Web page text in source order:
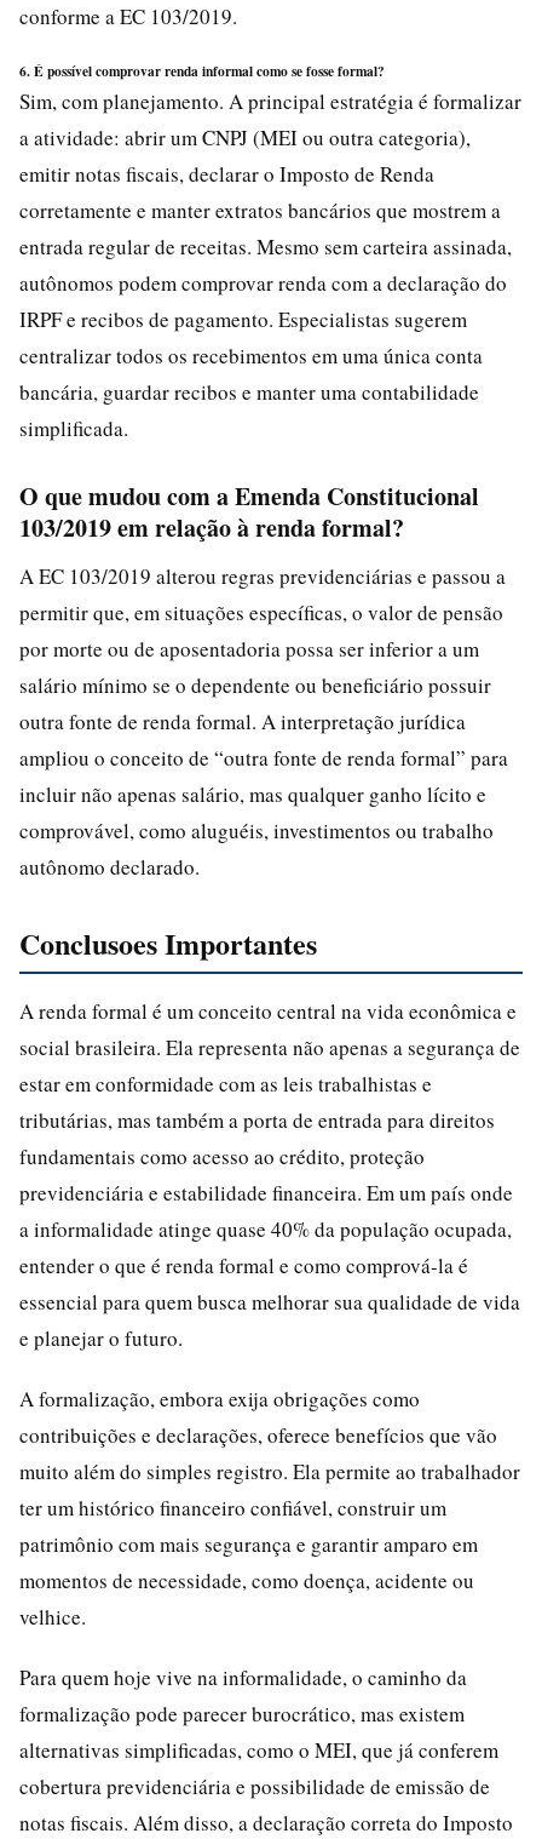
conforme a EC 103/2019.
6. É possível comprovar renda informal como se fosse formal?
Sim, com planejamento. A principal estratégia é formalizar
a atividade: abrir um CNPJ (MEI ou outra categoria),
emitir notas fiscais, declarar o Imposto de Renda
corretamente e manter extratos bancários que mostrem a
entrada regular de receitas. Mesmo sem carteira assinada,
autônomos podem comprovar renda com a declaração do
IRPF e recibos de pagamento. Especialistas sugerem
centralizar todos os recebimentos em uma única conta
bancária, guardar recibos e manter uma contabilidade
simplificada.
O que mudou com a Emenda Constitucional
103/2019 em relação à renda formal?
A EC 103/2019 alterou regras previdenciárias e passou a
permitir que, em situações específicas, o valor de pensão
por morte ou de aposentadoria possa ser inferior a um
salário mínimo se o dependente ou beneficiário possuir
outra fonte de renda formal. A interpretação jurídica
ampliou o conceito de “outra fonte de renda formal” para
incluir não apenas salário, mas qualquer ganho lícito e
comprovável, como aluguéis, investimentos ou trabalho
autônomo declarado.
Conclusoes Importantes
A renda formal é um conceito central na vida econômica e
social brasileira. Ela representa não apenas a segurança de
estar em conformidade com as leis trabalhistas e
tributárias, mas também a porta de entrada para direitos
fundamentais como acesso ao crédito, proteção
previdenciária e estabilidade financeira. Em um país onde
a informalidade atinge quase 40% da população ocupada,
entender o que é renda formal e como comprová-la é
essencial para quem busca melhorar sua qualidade de vida
e planejar o futuro.
A formalização, embora exija obrigações como
contribuições e declarações, oferece benefícios que vão
muito além do simples registro. Ela permite ao trabalhador
ter um histórico financeiro confiável, construir um
patrimônio com mais segurança e garantir amparo em
momentos de necessidade, como doença, acidente ou
velhice.
Para quem hoje vive na informalidade, o caminho da
formalização pode parecer burocrático, mas existem
alternativas simplificadas, como o MEI, que já conferem
cobertura previdenciária e possibilidade de emissão de
notas fiscais. Além disso, a declaração correta do Imposto